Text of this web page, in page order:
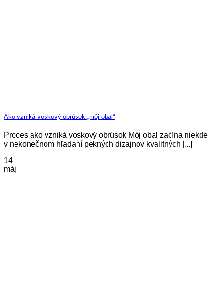
Ako vzniká voskový obrúsok „môj obal“
Proces ako vzniká voskový obrúsok Môj obal začína niekde
v nekonečnom hľadaní pekných dizajnov kvalitných [...]
14
máj